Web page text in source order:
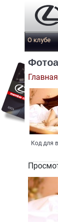
О клубе
Главная
Код для